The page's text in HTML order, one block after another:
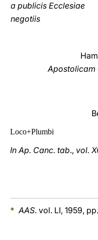
a publicis Ecclesiae
negotiis
Apostolicam
Loco+Plumbi
In Ap. Canc. tab., vol.
* AAS. vol. LI, 1959,